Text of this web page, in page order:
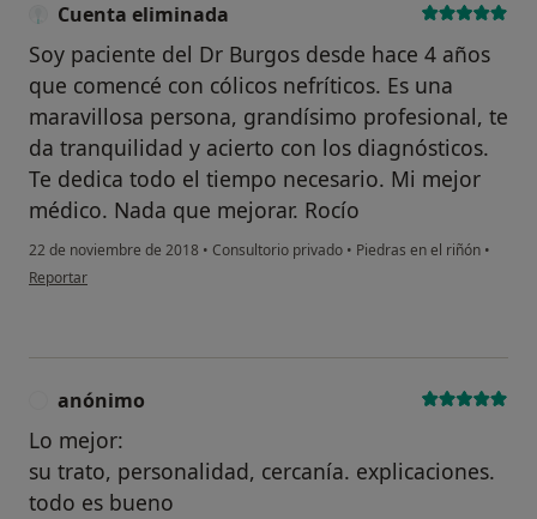
Cuenta eliminada
Soy paciente del Dr Burgos desde hace 4 años
que comencé con cólicos nefríticos. Es una
maravillosa persona, grandísimo profesional, te
da tranquilidad y acierto con los diagnósticos.
Te dedica todo el tiempo necesario. Mi mejor
médico. Nada que mejorar. Rocío
22 de noviembre de 2018 • Consultorio privado • Piedras en el riñón •
en opinión del usuario Cuenta eliminada
Reportar
anónimo
Lo mejor:
su trato, personalidad, cercanía. explicaciones.
todo es bueno